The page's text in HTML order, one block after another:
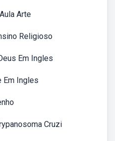
Arte
Religioso
Em Ingles
Em Ingles
Cruzi